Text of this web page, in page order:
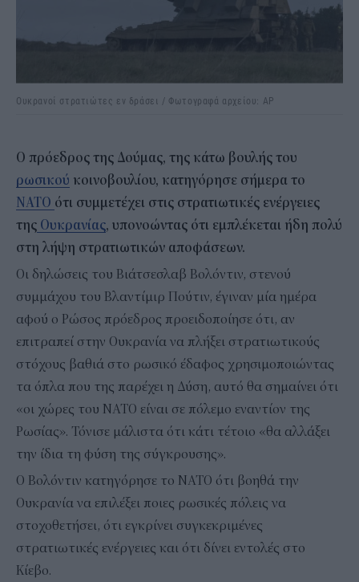
Ουκρανοί στρατιώτες εν δράσει / Φωτογραφά αρχείου: AP
Ο πρόεδρος της Δούμας, της κάτω βουλής του
ρωσικού κοινοβουλίου, κατηγόρησε σήμερα το
ΝΑΤΟ ότι συμμετέχει στις στρατιωτικές ενέργειες
της Ουκρανίας, υπονοώντας ότι εμπλέκεται ήδη πολύ
στη λήψη στρατιωτικών αποφάσεων.
Οι δηλώσεις του Βιάτσεσλαβ Βολόντιν, στενού
συμμάχου του Βλαντίμιρ Πούτιν, έγιναν μία ημέρα
αφού ο Ρώσος πρόεδρος προειδοποίησε ότι, αν
επιτραπεί στην Ουκρανία να πλήξει στρατιωτικούς
στόχους βαθιά στο ρωσικό έδαφος χρησιμοποιώντας
τα όπλα που της παρέχει η Δύση, αυτό θα σημαίνει ότι
«οι χώρες του ΝΑΤΟ είναι σε πόλεμο εναντίον της
Ρωσίας». Τόνισε μάλιστα ότι κάτι τέτοιο «θα αλλάξει
την ίδια τη φύση της σύγκρουσης».
Ο Βολόντιν κατηγόρησε το ΝΑΤΟ ότι βοηθά την
Ουκρανία να επιλέξει ποιες ρωσικές πόλεις να
στοχοθετήσει, ότι εγκρίνει συγκεκριμένες
στρατιωτικές ενέργειες και ότι δίνει εντολές στο
Κίεβο.